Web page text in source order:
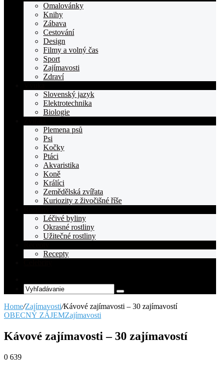
Omalovánky
Knihy
Zábava
Cestování
Design
Filmy a volný čas
Sport
Zajímavosti
Zdraví
Slovenský jazyk
Elektrotechnika
Biologie
Plemena psů
Psi
Kočky
Ptáci
Akvaristika
Koně
Králíci
Zemědělská zvířata
Kuriozity z živočišné říše
Léčivé byliny
Okrasné rostliny
Užitečné rostliny
Recepty
Article
Vyhľadávanie
Home/Zajímavosti/Kávové zajímavosti – 30 zajímavostí
OBECNÝ ZÁJEMZajímavosti
Kávové zajímavosti – 30 zajímavostí
0 639